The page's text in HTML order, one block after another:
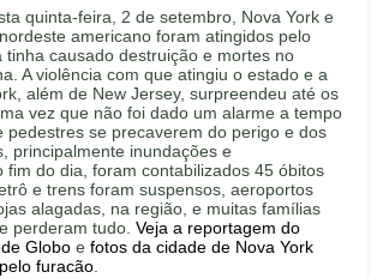
quinta-feira, 2 de setembro, Nova York e
americano foram atingidos pelo
tinha causado destruição e mortes no
A violência com que atingiu o estado e a
além de New Jersey, surpreendeu até os
vez que não foi dado um alarme a tempo
pedestres se precaverem do perigo e dos
principalmente inundações e
fim do dia, foram contabilizados 45 óbitos
e trens foram suspensos, aeroportos
alagadas, na região, e muitas famílias
perderam tudo.Veja a reportagem do
Globo efotos da cidade de Nova York
furacão.